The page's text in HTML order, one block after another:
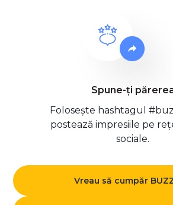
Spune-ți
Folosește hashtagul
postează impresiile pe
sociale.
Vreau să cumpăr